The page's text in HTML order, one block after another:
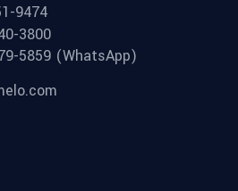
9474
3800
5859 (WhatsApp)